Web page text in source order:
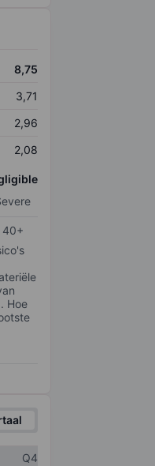
8,75
3,71
2,96
2,08
40+
Hoe
Q4